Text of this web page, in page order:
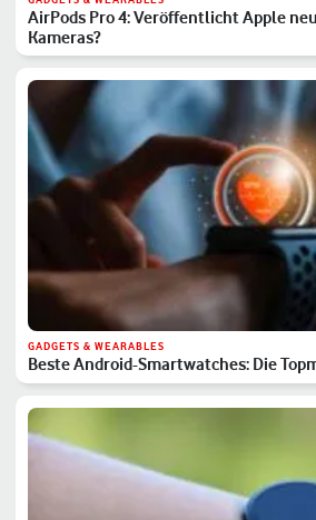
AirPods Pro 4: Veröffentlicht Apple
Kameras?
GADGETS & WEARABLES
Beste Android-Smartwatches: Die